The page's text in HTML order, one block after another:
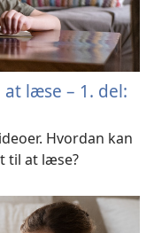
læse – 1. del:
Hvordan kan
til at læse?